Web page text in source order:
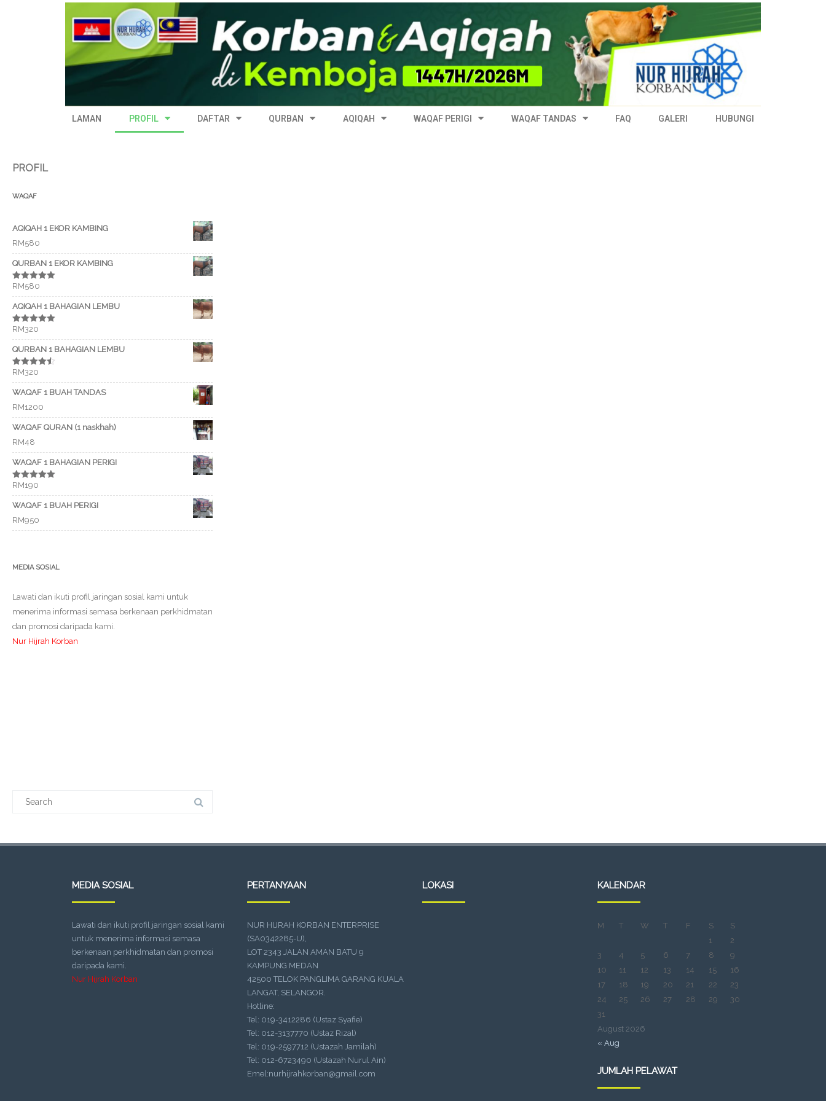
PENYERTAAN PROGRAM KORBAN & AQIQAH DI KEMBOJA 1447H/2026M KINI DIBUKA! DAFTAR SEGERA! KLIK UNTUK INFO LANJUT
LAMAN PROFIL DAFTAR QURBAN AQIQAH WAQAF PERIGI WAQAF TANDAS FAQ GALERI HUBUNGI
PROFIL
WAQAF
AQIQAH 1 EKOR KAMBING
RM580
QURBAN 1 EKOR KAMBING
Rated5.00
out of 5
RM580
AQIQAH 1 BAHAGIAN LEMBU
Rated5.00
out of 5
RM320
QURBAN 1 BAHAGIAN LEMBU
Rated4.50
out of 5
RM320
WAQAF 1 BUAH TANDAS
RM1200
WAQAF QURAN (1 naskhah)
RM48
WAQAF 1 BAHAGIAN PERIGI
Rated5.00
out of 5
RM190
WAQAF 1 BUAH PERIGI
RM950
MEDIA SOSIAL
Lawati dan ikuti profil jaringan sosial kami untuk
menerima informasi semasa berkenaan perkhidmatan
dan promosi daripada kami.
Nur Hijrah Korban
MEDIA SOSIAL
Lawati dan ikuti profil jaringan sosial kami
untuk menerima informasi semasa
berkenaan perkhidmatan dan promosi
daripada kami.
Nur Hijrah Korban
PERTANYAAN
NUR HIJRAH KORBAN ENTERPRISE
(SA0342285-U),
LOT 2343 JALAN AMAN BATU 9
KAMPUNG MEDAN
42500 TELOK PANGLIMA GARANG KUALA
LANGAT, SELANGOR.
Hotline:
Tel: 019-3412286 (Ustaz Syafie)
Tel: 012-3137770 (Ustaz Rizal)
Tel: 019-2597712 (Ustazah Jamilah)
Tel: 012-6723490 (Ustazah Nurul Ain)
Emel:nurhijrahkorban@gmail.com
LOKASI KALENDAR
August 2026
M T W T F S
S
1
2
3
4 5 6 7 8
9
10
11 12 13 14 15
16
17
18 19 20 21 22
23
24
25 26 27 28 29
30
31
« Aug
JUMLAH PELAWAT